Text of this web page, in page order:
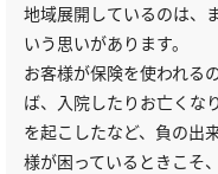
地域展開しているのは、
いう思いがあります。
お客様が保険を使われる
ば、入院したりお亡くな
を起こしたなど、負の出
様が困っているときこそ